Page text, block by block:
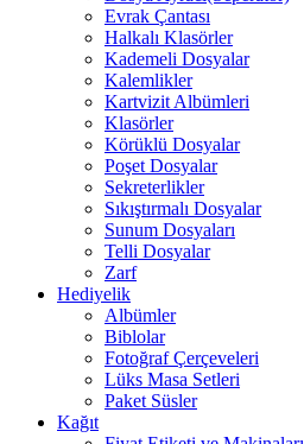
Evrak Çantası
Halkalı Klasörler
Kademeli Dosyalar
Kalemlikler
Kartvizit Albümleri
Klasörler
Körüklü Dosyalar
Poşet Dosyalar
Sekreterlikler
Sıkıştırmalı Dosyalar
Sunum Dosyaları
Telli Dosyalar
Zarf
Hediyelik
Albümler
Biblolar
Fotoğraf Çerçeveleri
Lüks Masa Setleri
Paket Süsler
Kağıt